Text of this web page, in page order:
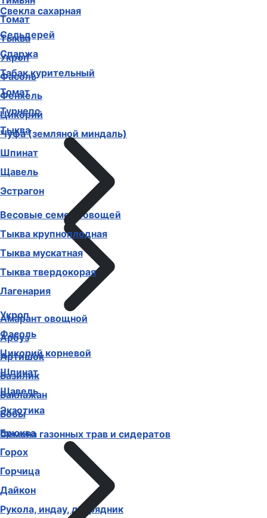
Томат
Тыква
Укроп
Фасоль
Фенхель
Цикорий
Чуфа (земляной миндаль)
Шпинат
Щавель
Эстрагон
Весовые семена овощей
Амарант овощной
Арбуз
Артишок
Базилик
Баклажан
Бобы
Брюква
Горох
Горчица
Дайкон
Рукола, индау, двурядник
Свекла сахарная
Сельдерей
Спаржа
Табак курительный
Томат
Турнепс
Тыква
Тыква крупноплодная
Тыква мускатная
Тыква твердокорая
Лагенария
Укроп
Фасоль
Цикорий корневой
Шпинат
Щавель
Экзотика
Семена газонных трав и сидератов